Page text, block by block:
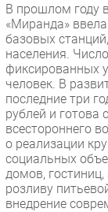
В прошлом году
«Миранда»
базовых
населения.
фиксированных
человек. В
последние три
рублей и
всестороннего
о реализации
социальных
домов,
розливу
внедрение